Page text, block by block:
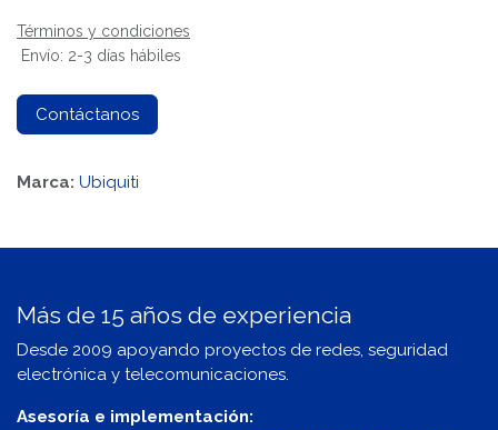
Términos y condiciones
Envío: 2-3 días hábiles
Contáctanos
Marca: Ubiquiti
Más de 15 años de experiencia
Desde 2009 apoyando proyectos de redes, seguridad
electrónica y telecomunicaciones.
Asesoría e implementación: